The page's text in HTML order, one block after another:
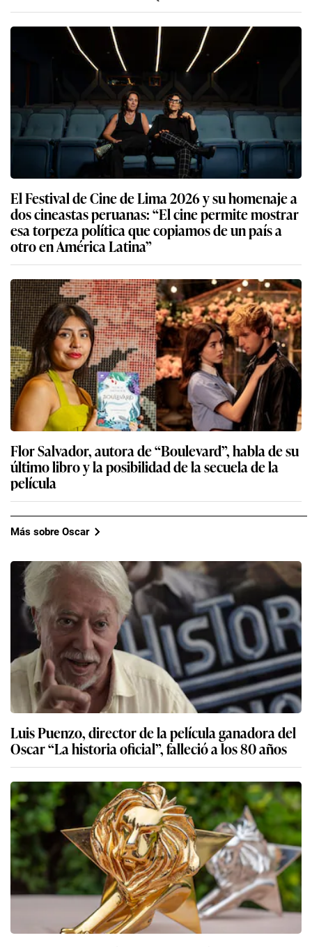
El Festival de Cine de Lima 2026 y su homenaje a
dos cineastas peruanas: “El cine permite mostrar
esa torpeza política que copiamos de un país a
otro en América Latina”
Flor Salvador, autora de “Boulevard”, habla de su
último libro y la posibilidad de la secuela de la
película
Más sobre Oscar
Luis Puenzo, director de la película ganadora del
Oscar “La historia oficial”, falleció a los 80 años